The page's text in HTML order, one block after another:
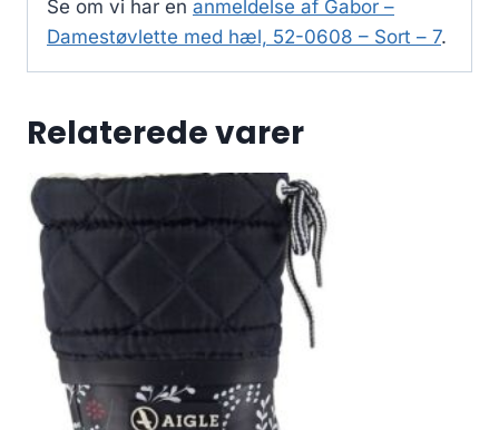
Se om vi har en anmeldelse af Gabor –
Damestøvlette med hæl, 52-0608 – Sort – 7.
Relaterede varer